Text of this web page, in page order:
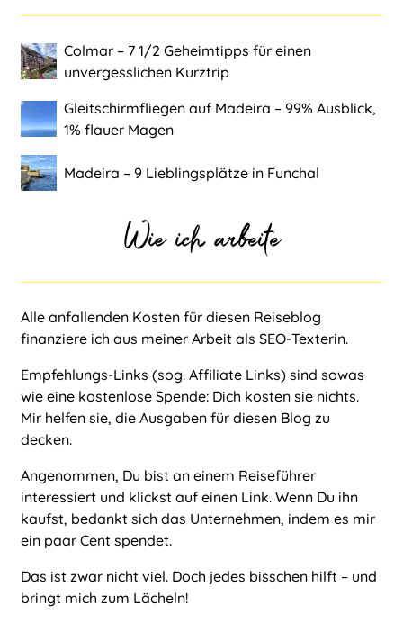
Colmar ‒ 7 1/2 Geheimtipps für einen
unvergesslichen Kurztrip
Gleitschirmfliegen auf Madeira ‒ 99% Ausblick,
1% flauer Magen
Madeira ‒ 9 Lieblingsplätze in Funchal
Wie ich arbeite
Alle anfallenden Kosten für diesen Reiseblog
finanziere ich aus meiner Arbeit als SEO-Texterin.
Empfehlungs-Links (sog. Affiliate Links) sind sowas
wie eine kostenlose Spende: Dich kosten sie nichts.
Mir helfen sie, die Ausgaben für diesen Blog zu
decken.
Angenommen, Du bist an einem Reiseführer
interessiert und klickst auf einen Link. Wenn Du ihn
kaufst, bedankt sich das Unternehmen, indem es mir
ein paar Cent spendet.
Das ist zwar nicht viel. Doch jedes bisschen hilft – und
bringt mich zum Lächeln!